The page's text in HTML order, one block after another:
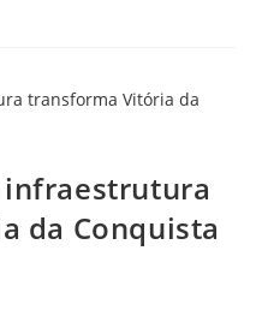
da Conquista